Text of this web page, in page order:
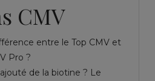
CMV
entre le Top CMV et
Pro ?
de la biotine ? Le